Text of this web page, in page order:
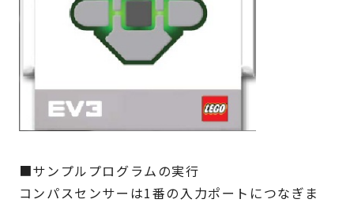
■サンプルプログラムの実行
コンパスセンサーは1番の入力ポートにつなぎま